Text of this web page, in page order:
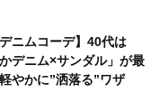
す！40代がほどよく華
デニムコーデ】40代は
かデニム×サンダル」が最
やかに”洒落る”ワザ